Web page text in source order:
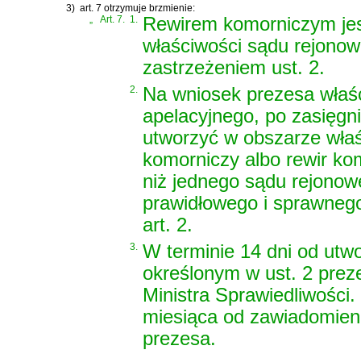
3) art. 7 otrzymuje brzmienie:
„
Art. 7. 1.
Rewirem komorniczym
właściwości sądu
zastrzeżeniem ust. 2.
2.
Na wniosek prezesa
apelacyjnego, po
utworzyć w obszarze
komorniczy albo rewir
niż jednego sądu
prawidłowego i
art. 2.
3. W terminie 14 dni od
określonym w ust. 2
Ministra
miesiąca od
prezesa.